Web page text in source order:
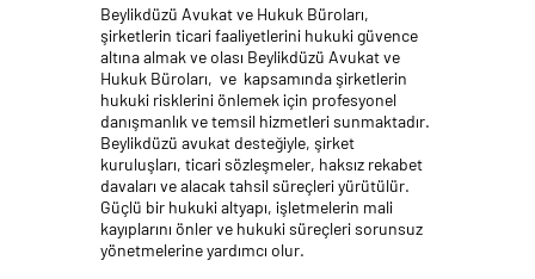
Beylikdüzü Avukat ve Hukuk Büroları,
şirketlerin ticari faaliyetlerini hukuki güvence
altına almak ve olası Beylikdüzü Avukat ve
Hukuk Büroları, ve kapsamında şirketlerin
hukuki risklerini önlemek için profesyonel
danışmanlık ve temsil hizmetleri sunmaktadır.
Beylikdüzü avukat desteğiyle, şirket
kuruluşları, ticari sözleşmeler, haksız rekabet
davaları ve alacak tahsil süreçleri yürütülür.
Güçlü bir hukuki altyapı, işletmelerin mali
kayıplarını önler ve hukuki süreçleri sorunsuz
yönetmelerine yardımcı olur.